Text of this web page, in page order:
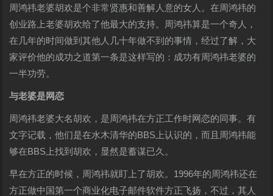
周鸿祎老婆胡欢是个非常贤惠和善解人意的女人。在周鸿祎的
创业路上老婆胡欢给了他最大的支持。周鸿祎算是一个奇人，
在几年的时间做到其他人几十年做不到的事情，经过了解，大
家评价他的成功之道第一条是这样写的：成功有周鸿祎老婆的
一半功劳。
与老婆是网恋
周鸿祎老婆大名胡欢，是周鸿祎在方正工作时网恋的同事。有
文字记载，他们是在水木清华的BBS上认识的，而且周鸿祎能
够在BBS上找到胡欢，显然是蓄谋已久。
早在方正的时候，周鸿祎就盯上了胡欢。1996年的周鸿祎还在
方正做中国第一个商业化电子邮件软件方正飞扬，不过，其人